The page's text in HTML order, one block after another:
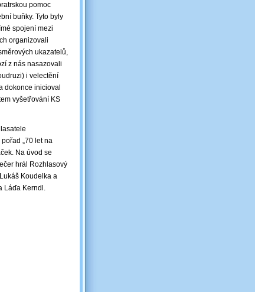
pomoc
buňky. Tyto byly
spojení mezi
organizovali
ukazatelů,
z nás nasazovali
i velectění
dokonce inicioval
vyšetřování KS
„70 let na
Na úvod se
hrál Rozhlasový
Koudelka a
Láďa Kerndl.